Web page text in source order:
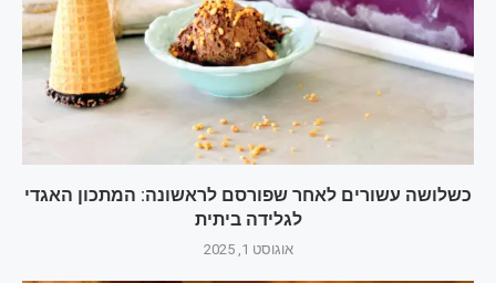
כשלושה עשורים לאחר שפורסם לראשונה: המתכון האגדי
לגלידה ביתית
אוגוסט 1, 2025